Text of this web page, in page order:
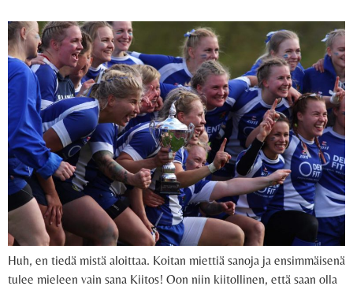
Huh, en tiedä mistä aloittaa. Koitan miettiä sanoja ja ensimmäisenä
tulee mieleen vain sana Kiitos! Oon niin kiitollinen, että saan olla